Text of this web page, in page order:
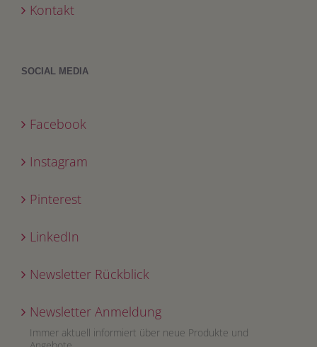
Kontakt
SOCIAL MEDIA
Facebook
Instagram
Pinterest
LinkedIn
Newsletter Rückblick
Newsletter Anmeldung
Immer aktuell informiert über neue Produkte und